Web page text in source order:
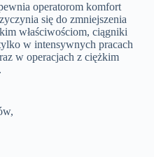
operatorom komfort
się do zmniejszenia
właściwościom, ciągniki
w intensywnych pracach
w operacjach z ciężkim